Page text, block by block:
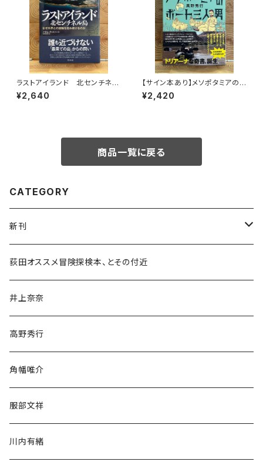
ラストアイランド 北センチネル
島 なぜ外界との接触を拒み続
けるのか
¥2,640
【サイン本あり】メソポタミアの
ボート三人男
¥2,420
商品一覧に戻る
CATEGORY
新刊
和書
文学・小説・物語
随筆・ノンフィクション・その他
荻田オススメ冒険探検本、とその付近
井上奈奈
高野秀行
角幡唯介
服部文祥
川内有緒